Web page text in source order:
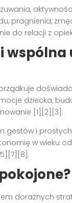
pragnienia,
do relacji z
wspólna
dziecka,
[1][2][3].
gestów i
w wieku
doraźnych